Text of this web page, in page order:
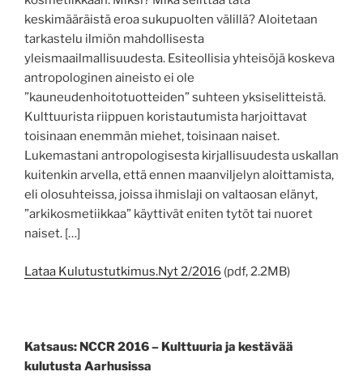
keskimääräistä eroa sukupuolten välillä? Aloitetaan
tarkastelu ilmiön mahdollisesta
yleismaailmallisuudesta. Esiteollisia yhteisöjä koskeva
antropologinen aineisto ei ole
”kauneudenhoitotuotteiden” suhteen yksiselitteistä.
Kulttuurista riippuen koristautumista harjoittavat
toisinaan enemmän miehet, toisinaan naiset.
Lukemastani antropologisesta kirjallisuudesta uskallan
kuitenkin arvella, että ennen maanviljelyn aloittamista,
eli olosuhteissa, joissa ihmislaji on valtaosan elänyt,
”arkikosmetiikkaa” käyttivät eniten tytöt tai nuoret
naiset. […]
Lataa Kulutustutkimus.Nyt 2/2016 (pdf, 2.2MB)
Katsaus: NCCR 2016 – Kulttuuria ja kestävää
kulutusta Aarhusissa